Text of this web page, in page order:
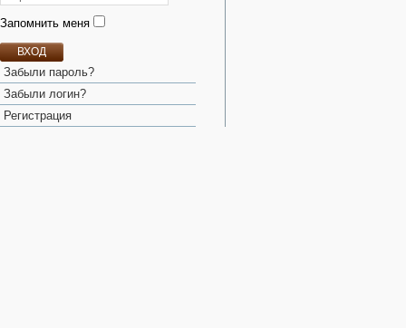
Запомнить меня
ВХОД
Забыли пароль?
Забыли логин?
Регистрация